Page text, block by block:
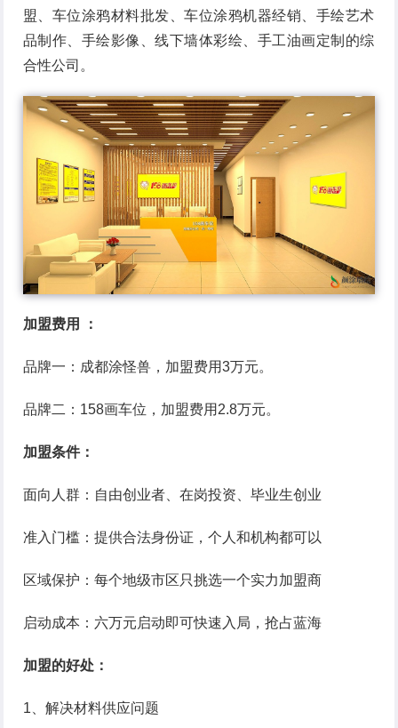
盟、车位涂鸦材料批发、车位涂鸦机器经销、手绘艺术
品制作、手绘影像、线下墙体彩绘、手工油画定制的综
合性公司。
加盟费用 ：
品牌一：成都涂怪兽，加盟费用3万元。
品牌二：158画车位，加盟费用2.8万元。
加盟条件：
面向人群：自由创业者、在岗投资、毕业生创业
准入门槛：提供合法身份证，个人和机构都可以
区域保护：每个地级市区只挑选一个实力加盟商
启动成本：六万元启动即可快速入局，抢占蓝海
加盟的好处：
1、解决材料供应问题